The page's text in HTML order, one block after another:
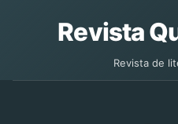
Revista
Revista de